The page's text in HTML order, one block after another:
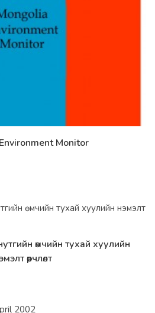
Monitor
өмчийн тухай хуулийн
өөрчлөлт